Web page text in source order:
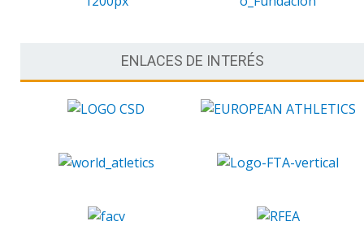
ENLACES DE INTERÉS